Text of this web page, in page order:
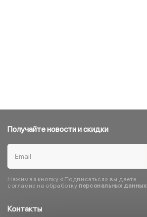
Контакты
Получайте новости и скидки
Нажимая кнопку «Подписаться» вы даете
согласие на обработку персональных данных